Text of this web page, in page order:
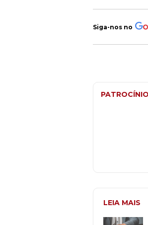
Siga-nos no
PATROCÍNIO
LEIA MAIS